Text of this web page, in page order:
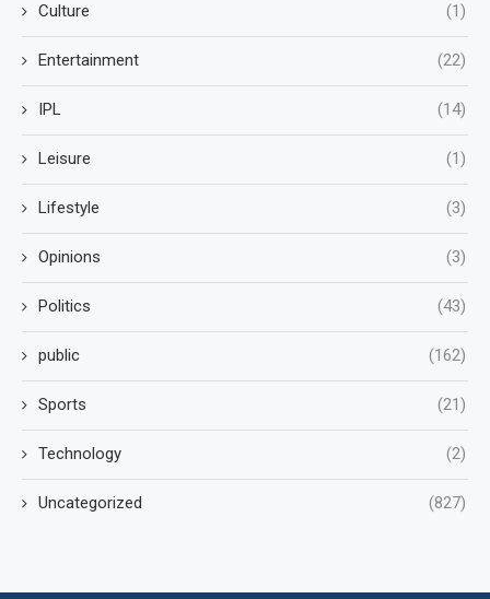
Culture (1)
Entertainment (22)
IPL (14)
Leisure (1)
Lifestyle (3)
Opinions (3)
Politics (43)
public (162)
Sports (21)
Technology (2)
Uncategorized (827)